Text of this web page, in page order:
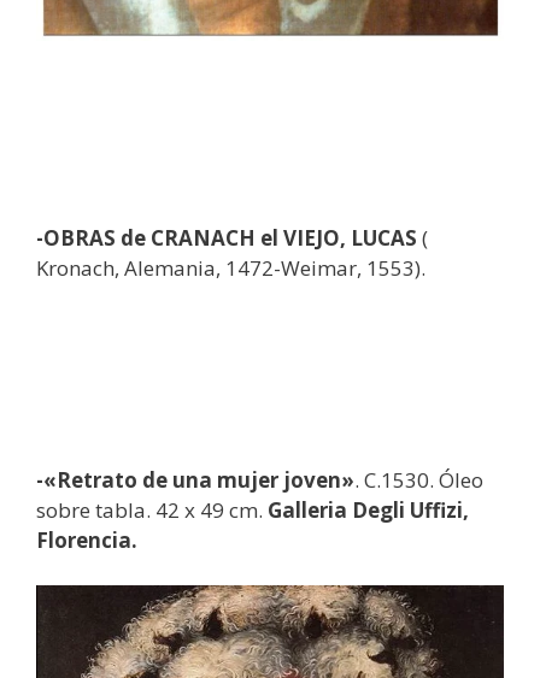
-OBRAS de CRANACH el VIEJO, LUCAS (
Kronach, Alemania, 1472-Weimar, 1553).
-«Retrato de una mujer joven». C.1530. Óleo
sobre tabla. 42 x 49 cm. Galleria Degli Uffizi,
Florencia.